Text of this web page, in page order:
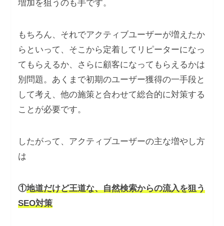
増加を狙うのも手です。
もちろん、それでアクティブユーザーが増えたか
らといって、そこから定着してリピーターになっ
てもらえるか、さらに顧客になってもらえるかは
別問題。あくまで初期のユーザー獲得の一手段と
して考え、他の施策と合わせて総合的に対策する
ことが必要です。
したがって、アクティブユーザーの主な増やし方
は
①地道だけど王道な、自然検索からの流入を狙う
SEO対策